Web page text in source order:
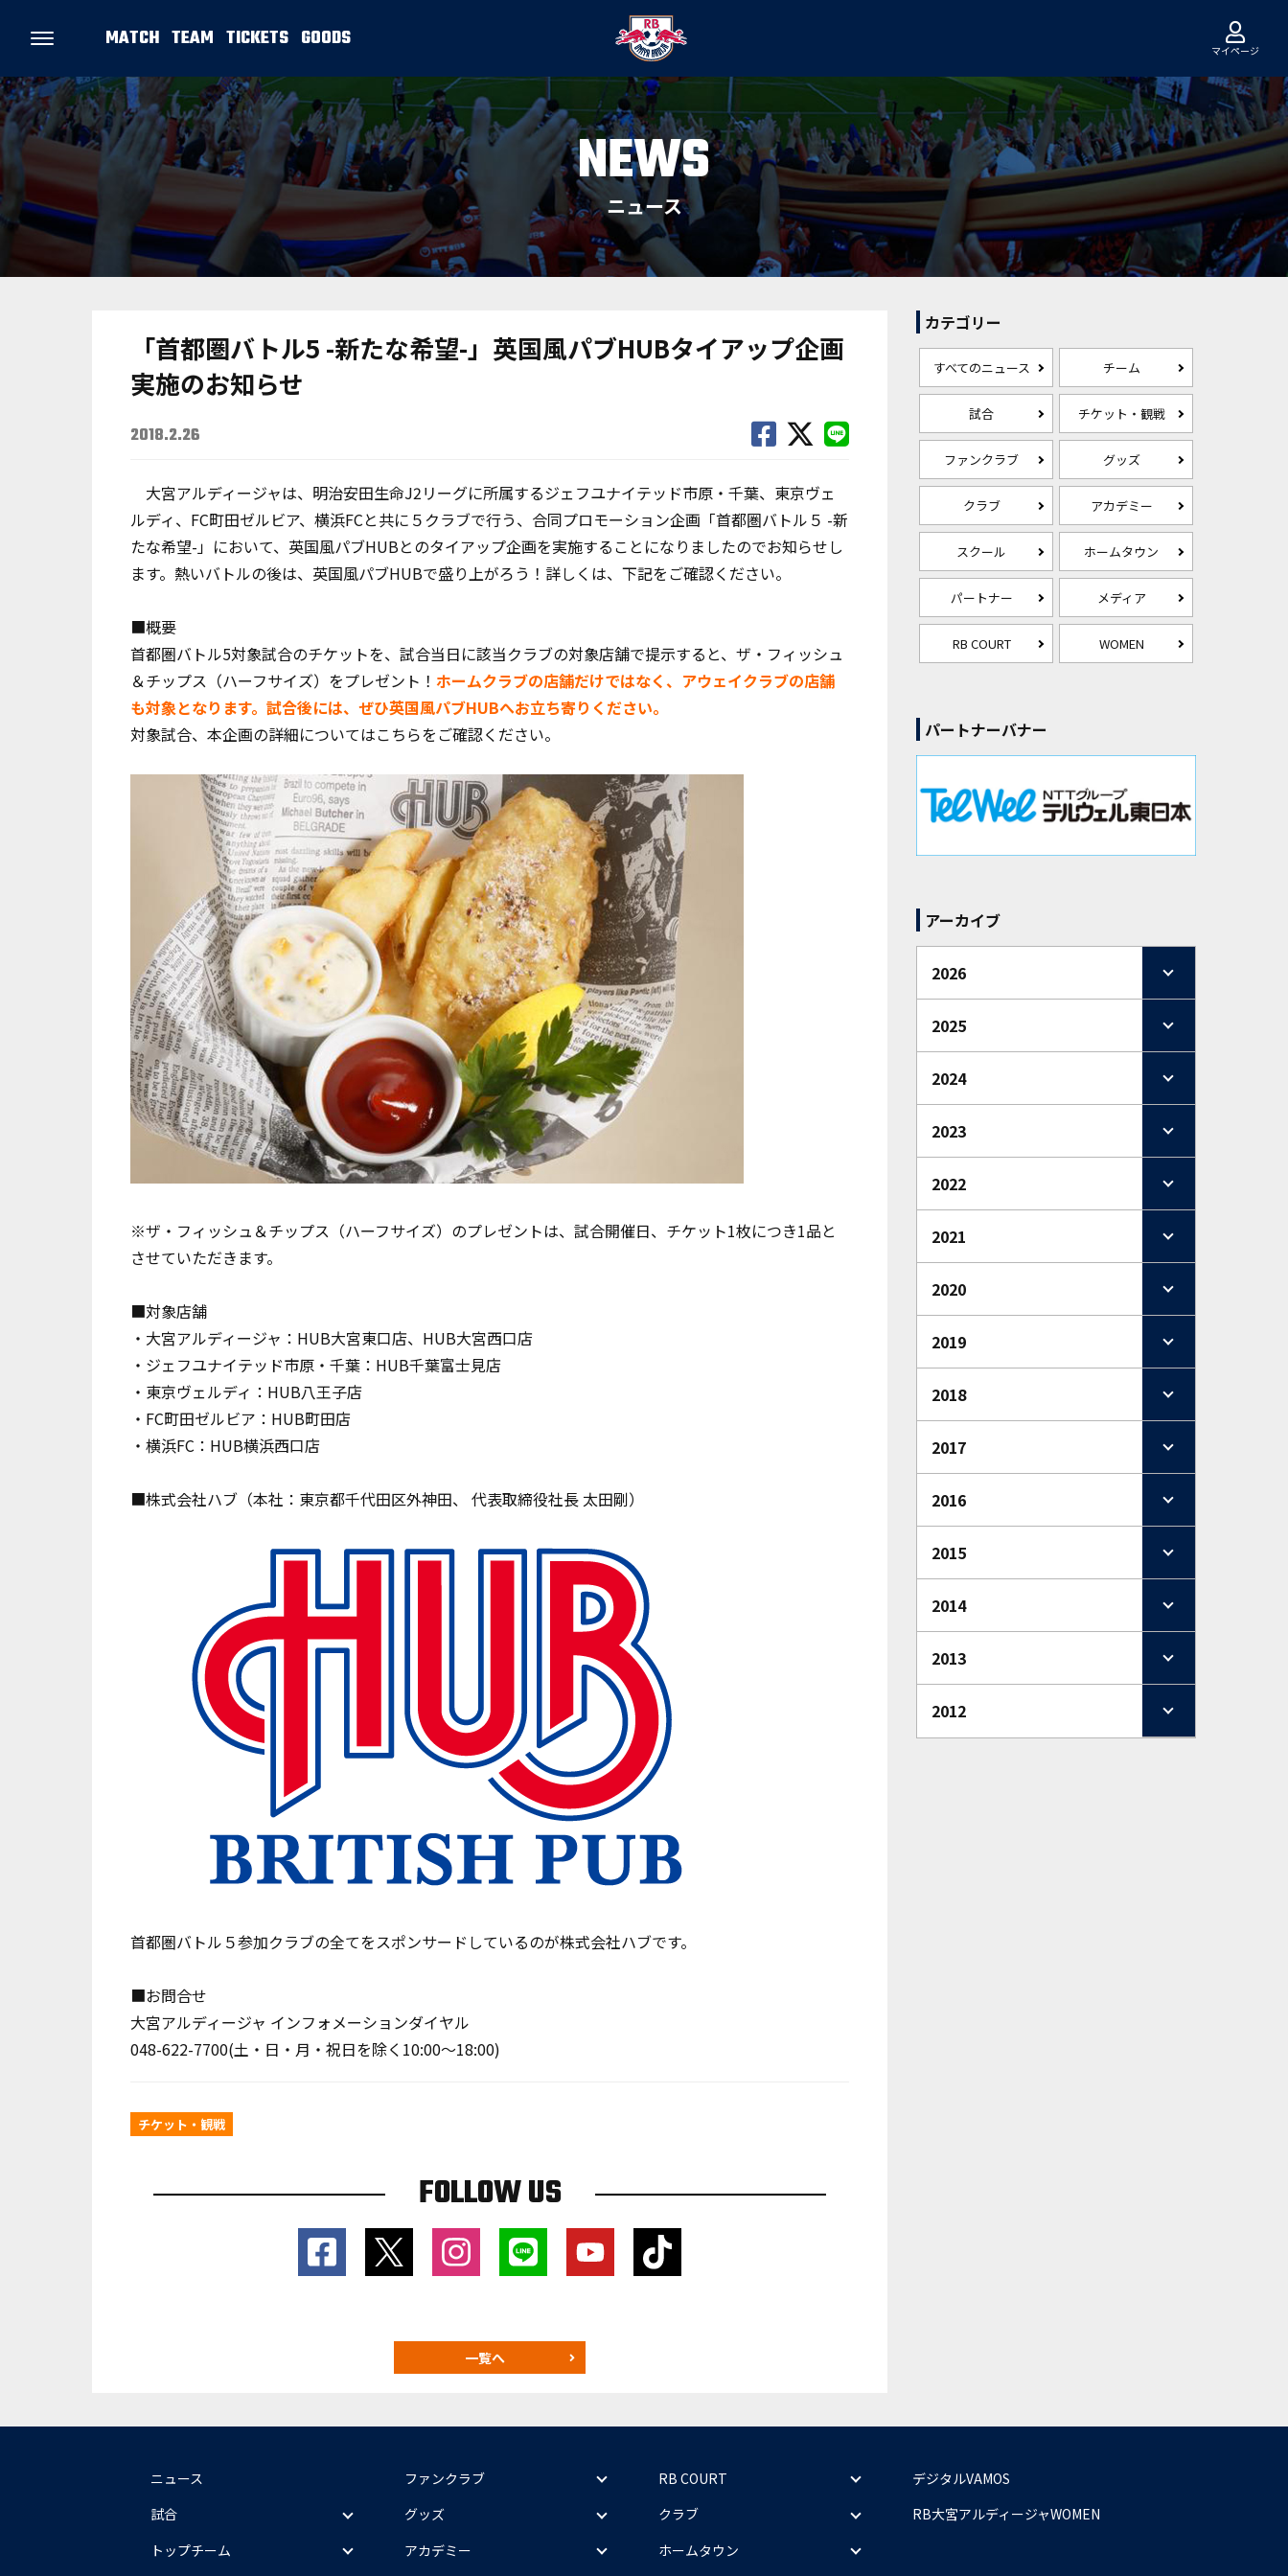
MATCH TEAM TICKETS GOODS マイページ
NEWS
ニュース
「首都圏バトル5 -新たな希望-」英国風パブHUBタイアップ企画
実施のお知らせ
2018.2.26
大宮アルディージャは、明治安田生命J2リーグに所属するジェフユナイテッド市原・千葉、東京ヴェ
ルディ、FC町田ゼルビア、横浜FCと共に５クラブで行う、合同プロモーション企画「首都圏バトル５ -新
たな希望-」において、英国風パブHUBとのタイアップ企画を実施することになりましたのでお知らせし
ます。熱いバトルの後は、英国風パブHUBで盛り上がろう！詳しくは、下記をご確認ください。
■概要
首都圏バトル5対象試合のチケットを、試合当日に該当クラブの対象店舗で提示すると、ザ・フィッシュ
＆チップス（ハーフサイズ）をプレゼント！ ホームクラブの店舗だけではなく、アウェイクラブの店舗
も対象となります。試合後には、ぜひ英国風パブHUBへお立ち寄りください。
対象試合、本企画の詳細についてはこちらをご確認ください。
※ザ・フィッシュ＆チップス（ハーフサイズ）のプレゼントは、試合開催日、チケット1枚につき1品と
させていただきます。
■対象店舗
・大宮アルディージャ：HUB大宮東口店、HUB大宮西口店
・ジェフユナイテッド市原・千葉：HUB千葉富士見店
・東京ヴェルディ：HUB八王子店
・FC町田ゼルビア：HUB町田店
・横浜FC：HUB横浜西口店
■株式会社ハブ（本社：東京都千代田区外神田、 代表取締役社長 太田剛）
首都圏バトル５参加クラブの全てをスポンサードしているのが株式会社ハブです。
■お問合せ
大宮アルディージャ インフォメーションダイヤル
048-622-7700(土・日・月・祝日を除く10:00〜18:00)
チケット・観戦
FOLLOW US
一覧へ
カテゴリー
すべてのニュース チーム
試合 チケット・観戦
ファンクラブ グッズ
クラブ アカデミー
スクール ホームタウン
パートナー メディア
RB COURT WOMEN
パートナーバナー
アーカイブ
2026
2025
2024
2023
2022
2021
2020
2019
2018
2017
2016
2015
2014
2013
2012
ニュース
試合
トップチーム
ファンクラブ
グッズ
アカデミー
RB COURT
クラブ
ホームタウン
デジタルVAMOS
RB大宮アルディージャWOMEN